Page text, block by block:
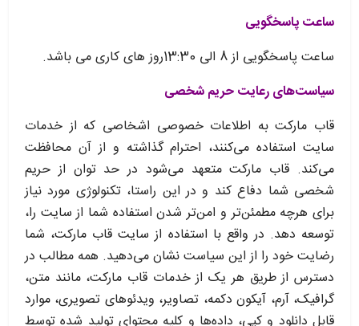
ساعت پاسخگویی
ساعت پاسخگویی از 8 الی 13:30روز های کاری می باشد.
سیاست‏‌های رعایت حریم شخصی
قاب مارکت به اطلاعات خصوصی اشخاصى که از خدمات
سایت استفاده می‏‌کنند، احترام گذاشته و از آن محافظت
می‏‌کند. قاب مارکت متعهد می‏‌شود در حد توان از حریم
شخصی شما دفاع کند و در این راستا، تکنولوژی مورد نیاز
برای هرچه مطمئن‏‌تر و امن‏‌تر شدن استفاده شما از سایت را،
توسعه دهد. در واقع با استفاده از سایت قاب مارکت، شما
رضایت خود را از این سیاست نشان می‏‌دهید. همه مطالب در
دسترس از طریق هر یک از خدمات قاب مارکت، مانند متن،
گرافیک، آرم، آیکون دکمه، تصاویر، ویدئوهای تصویری، موارد
قابل دانلود و کپی، داده‌ها و کلیه محتوای تولید شده توسط